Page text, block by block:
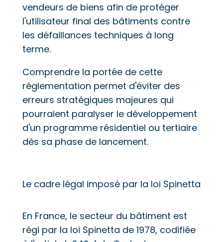
vendeurs de biens afin de protéger
l'utilisateur final des bâtiments contre
les défaillances techniques à long
terme.
Comprendre la portée de cette
réglementation permet d'éviter des
erreurs stratégiques majeures qui
pourraient paralyser le développement
d'un programme résidentiel ou tertiaire
dès sa phase de lancement.
Le cadre légal imposé par la loi Spinetta
En France, le secteur du bâtiment est
régi par la loi Spinetta de 1978, codifiée